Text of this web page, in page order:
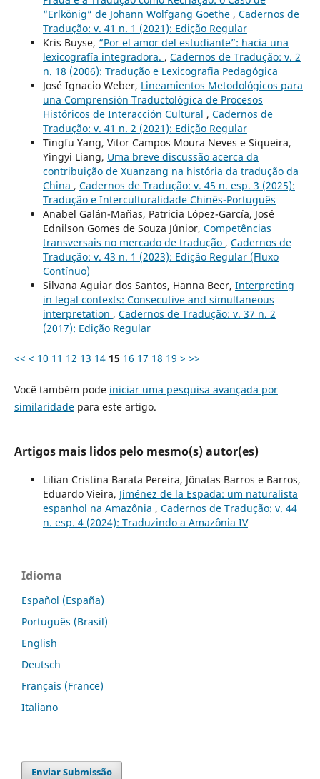
“Erlkönig” de Johann Wolfgang Goethe , Cadernos de
Tradução: v. 41 n. 1 (2021): Edição Regular
Kris Buyse, “Por el amor del estudiante”: hacia una
lexicografía integradora. , Cadernos de Tradução: v. 2
n. 18 (2006): Tradução e Lexicografia Pedagógica
José Ignacio Weber, Lineamientos Metodológicos para
una Comprensión Traductológica de Procesos
Históricos de Interacción Cultural , Cadernos de
Tradução: v. 41 n. 2 (2021): Edição Regular
Tingfu Yang, Vitor Campos Moura Neves e Siqueira,
Yingyi Liang, Uma breve discussão acerca da
contribuição de Xuanzang na história da tradução da
China , Cadernos de Tradução: v. 45 n. esp. 3 (2025):
Tradução e Interculturalidade Chinês-Português
Anabel Galán-Mañas, Patricia López-García, José
Ednilson Gomes de Souza Júnior, Competências
transversais no mercado de tradução , Cadernos de
Tradução: v. 43 n. 1 (2023): Edição Regular (Fluxo
Contínuo)
Silvana Aguiar dos Santos, Hanna Beer, Interpreting
in legal contexts: Consecutive and simultaneous
interpretation , Cadernos de Tradução: v. 37 n. 2
(2017): Edição Regular
<< < 10 11 12 13 14 15 16 17 18 19 > >>
Você também pode iniciar uma pesquisa avançada por
similaridadepara este artigo.
Artigos mais lidos pelo mesmo(s) autor(es)
Lilian Cristina Barata Pereira, Jônatas Barros e Barros,
Eduardo Vieira, Jiménez de la Espada: um naturalista
espanhol na Amazônia , Cadernos de Tradução: v. 44
n. esp. 4 (2024): Traduzindo a Amazônia IV
Idioma
Español (España)
Português (Brasil)
English
Deutsch
Français (France)
Italiano
Enviar Submissão